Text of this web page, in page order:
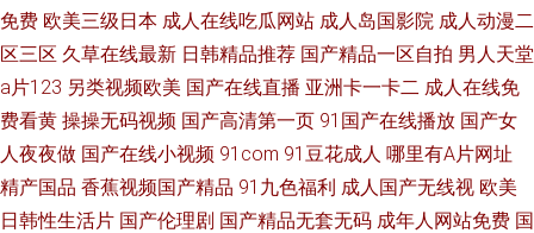
免费 欧美三级日本 成人在线吃瓜网站 成人岛国影院 成人动漫二
区三区 久草在线最新 日韩精品推荐 国产精品一区自拍 男人天堂
a片123 另类视频欧美 国产在线直播 亚洲卡一卡二 成人在线免
费看黄 操操无码视频 国产高清第一页 91国产在线播放 国产女
人夜夜做 国产在线小视频 91com 91豆花成人 哪里有A片网址
精产国品 香蕉视频国产精品 91九色福利 成人国产无线视 欧美
日韩性生活片 国产伦理剧 国产精品无套无码 成年人网站免费 国